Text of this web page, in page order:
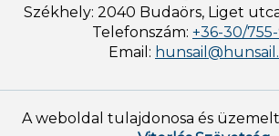
Székhely: 2040 Budaörs, Liget
Telefonszám: +36-30/
Email:
A weboldal tulajdonosa és